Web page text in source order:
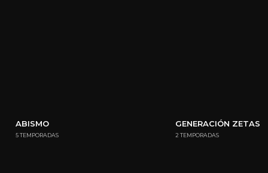
ABISMO
5 TEMPORADAS
GENERACIÓN ZETAS
2 TEMPORADAS